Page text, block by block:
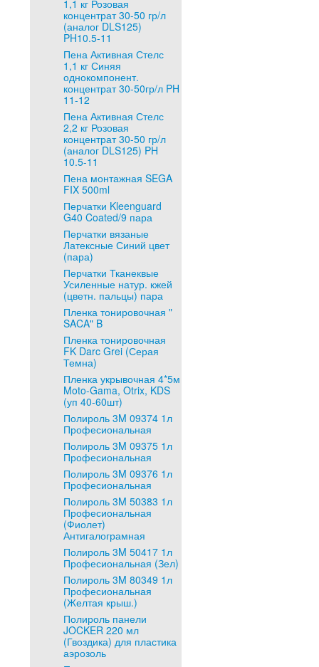
1,1 кг Розовая
концентрат 30-50 гр/л
(аналог DLS125)
PH10.5-11
Пена Активная Стелс
1,1 кг Синяя
однокомпонент.
концентрат 30-50гр/л PH
11-12
Пена Активная Стелс
2,2 кг Розовая
концентрат 30-50 гр/л
(аналог DLS125) PH
10.5-11
Пена монтажная SEGA
FIX 500ml
Перчатки Kleenguard
G40 Coated/9 пара
Перчатки вязаные
Латексные Синий цвет
(пара)
Перчатки Тканеквые
Усиленные натур. кжей
(цветн. пальцы) пара
Пленка тонировочная "
SACA" B
Пленка тонировочная
FK Darc Grei (Серая
Темна)
Пленка укрывочная 4*5м
Moto-Gama, Otrix, KDS
(уп 40-60шт)
Полироль 3M 09374 1л
Професиональная
Полироль 3M 09375 1л
Професиональная
Полироль 3M 09376 1л
Професиональная
Полироль 3M 50383 1л
Професиональная
(Фиолет)
Антигалограмная
Полироль 3M 50417 1л
Професиональная (Зел)
Полироль 3M 80349 1л
Професиональная
(Желтая крыш.)
Полироль панели
JOCKER 220 мл
(Гвоздика) для пластика
аэрозоль